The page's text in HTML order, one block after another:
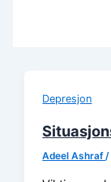
Depresjon
Adeel Ashraf /